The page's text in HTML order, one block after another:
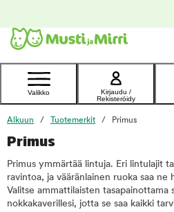
Ota yhteyttä
asiakaspalveluun
Valikko
Kirjaudu /
Rekisteröidy
Alkuun Tuotemerkit Primus
Primus
Primus ymmärtää lintuja. Eri lintulajit
ravintoa, ja vääränlainen ruoka saa ne
Valitse ammattilaisten tasapainottama
nokkakaverillesi, jotta se saa kaikki